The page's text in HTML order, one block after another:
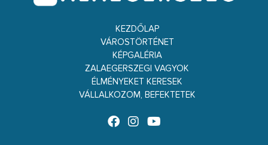
KEZDŐLAP
VÁROSTÖRTÉNET
KÉPGALÉRIA
ZALAEGERSZEGI VAGYOK
ÉLMÉNYEKET KERESEK
VÁLLALKOZOM, BEFEKTETEK